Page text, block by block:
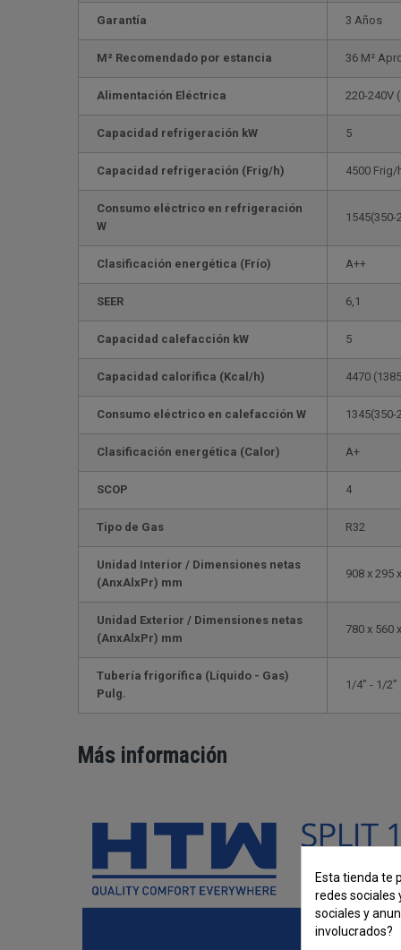
Garantía 3 Años
M² Recomendado por estancia 36 M²
Alimentación Eléctrica 220-240V
Capacidad refrigeración kW 5
Capacidad refrigeración (Frig/h) 4500 Frig/
Consumo eléctrico en refrigeración
W
1545(350-
Clasificación energética (Frío) A++
SEER 6,1
Capacidad calefacción kW 5
Capacidad calorífica (Kcal/h) 4470
Consumo eléctrico en calefacción W 1345(350-
Clasificación energética (Calor) A+
SCOP 4
Tipo de Gas R32
Unidad Interior / Dimensiones netas
(AnxAlxPr) mm
908 x 295
Unidad Exterior / Dimensiones netas
(AnxAlxPr) mm
780 x 560
Tubería frigorífica (Líquido - Gas)
Pulg.
1/4” - 1/2”
Más información
Esta tienda te
redes sociales
sociales y
involucrados?